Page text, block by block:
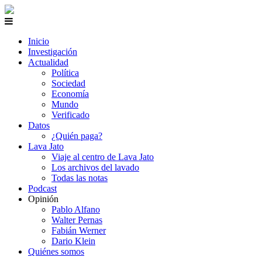
Inicio
Investigación
Actualidad
Política
Sociedad
Economía
Mundo
Verificado
Datos
¿Quién paga?
Lava Jato
Viaje al centro de Lava Jato
Los archivos del lavado
Todas las notas
Podcast
Opinión
Pablo Alfano
Walter Pernas
Fabián Werner
Dario Klein
Quiénes somos